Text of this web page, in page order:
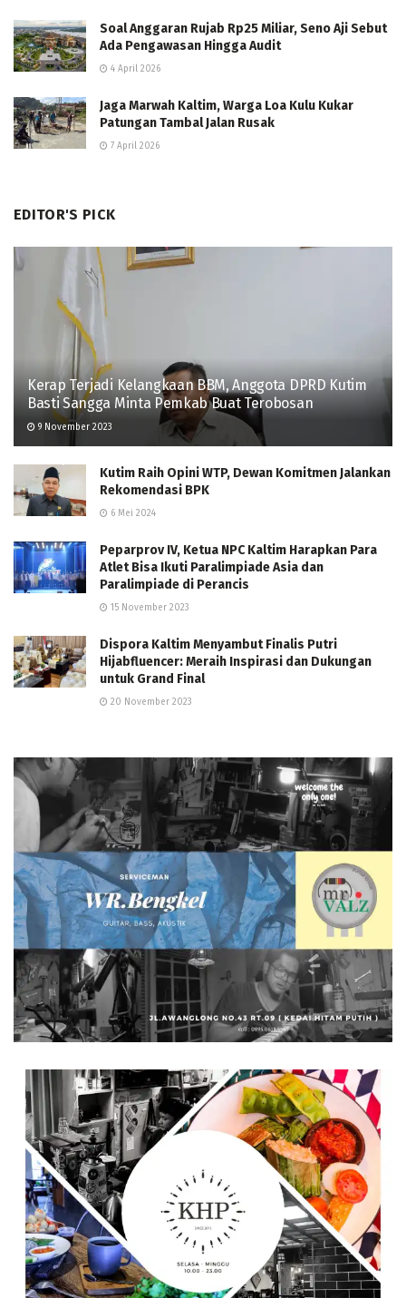
Soal Anggaran Rujab Rp25 Miliar, Seno Aji Sebut
Ada Pengawasan Hingga Audit
4 April 2026
Jaga Marwah Kaltim, Warga Loa Kulu Kukar
Patungan Tambal Jalan Rusak
7 April 2026
EDITOR'S PICK
Kerap Terjadi Kelangkaan BBM, Anggota DPRD Kutim
Basti Sangga Minta Pemkab Buat Terobosan
9 November 2023
Kutim Raih Opini WTP, Dewan Komitmen Jalankan
Rekomendasi BPK
6 Mei 2024
Peparprov IV, Ketua NPC Kaltim Harapkan Para
Atlet Bisa Ikuti Paralimpiade Asia dan
Paralimpiade di Perancis
15 November 2023
Dispora Kaltim Menyambut Finalis Putri
Hijabfluencer: Meraih Inspirasi dan Dukungan
untuk Grand Final
20 November 2023